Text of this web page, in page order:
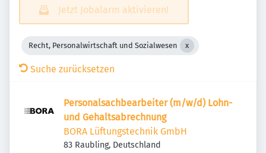
Jetzt Jobalarm aktivieren!
Recht, Personalwirtschaft und Sozialwesen
Suche zurücksetzen
Personalsachbearbeiter (m/w/d) Lohn-
und Gehaltsabrechnung
BORA Lüftungstechnik GmbH
83 Raubling, Deutschland